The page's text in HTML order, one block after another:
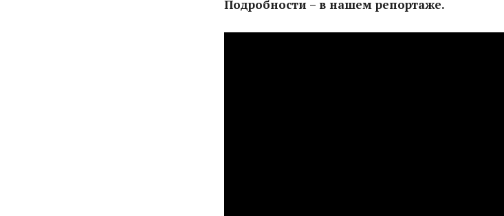
Подробности – в нашем репортаже.